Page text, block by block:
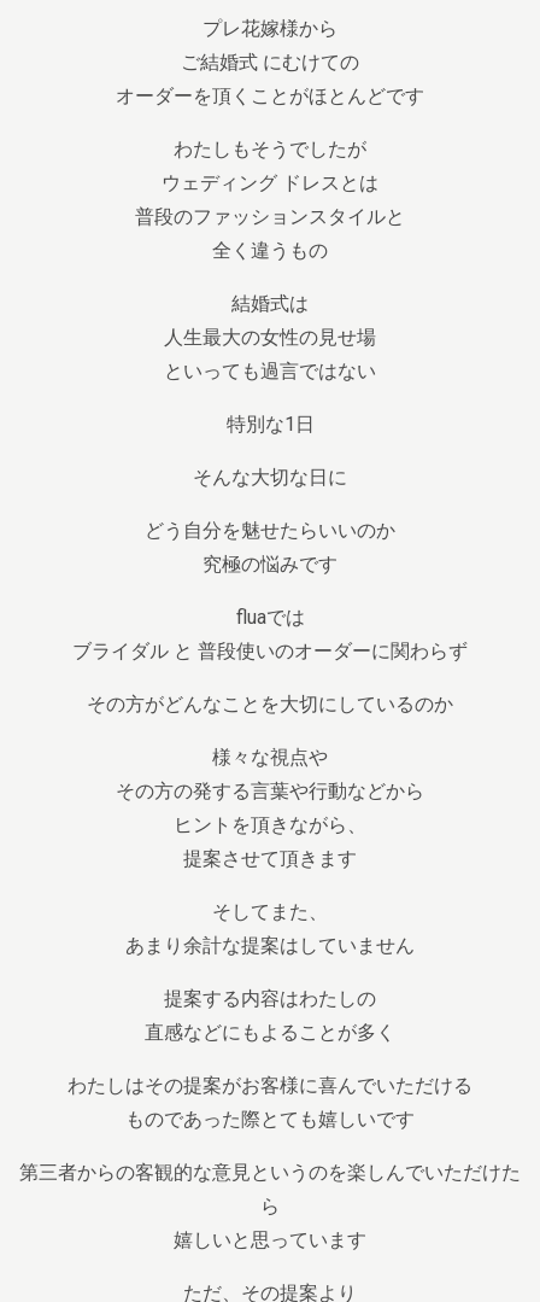
プレ花嫁様から
ご結婚式 にむけての
オーダーを頂くことがほとんどです
わたしもそうでしたが
ウェディング ドレスとは
普段のファッションスタイルと
全く違うもの
結婚式は
人生最大の女性の見せ場
といっても過言ではない
特別な1日
そんな大切な日に
どう自分を魅せたらいいのか
究極の悩みです
fluaでは
ブライダル と 普段使いのオーダーに関わらず
その方がどんなことを大切にしているのか
様々な視点や
その方の発する言葉や行動などから
ヒントを頂きながら、
提案させて頂きます
そしてまた、
あまり余計な提案はしていません
提案する内容はわたしの
直感などにもよることが多く
わたしはその提案がお客様に喜んでいただける
ものであった際とても嬉しいです
第三者からの客観的な意見というのを楽しんでいただけた
ら
嬉しいと思っています
ただ、その提案より